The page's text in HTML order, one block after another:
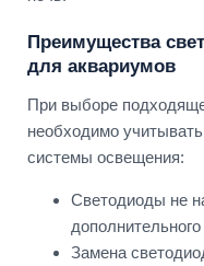
Преимущества
для аквариумов
При выборе
необходимо
системы освещения:
Светодиоды не
Замена